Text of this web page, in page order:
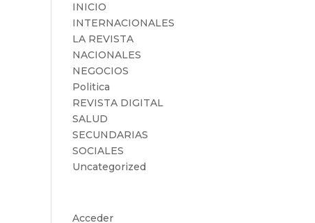
INICIO
INTERNACIONALES
LA REVISTA
NACIONALES
NEGOCIOS
Politica
REVISTA DIGITAL
SALUD
SECUNDARIAS
SOCIALES
Uncategorized
Acceder